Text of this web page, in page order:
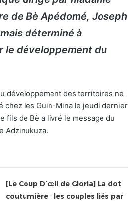
de Bè Apédomé, Joseph
déterminé à
le développement du
développement des territoires ne
chez les Guin-Mina le jeudi dernier
fils de Bè a livré le message du
Adzinukuza.
[Le Coup D’œil de Gloria] La dot
coutumière : les couples liés par